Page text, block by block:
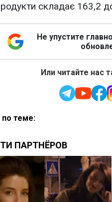
складає 163,2
Не упустите
Или читайте нас
теме: